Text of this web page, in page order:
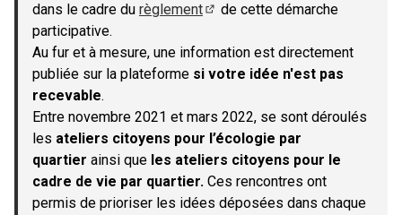
dans le cadre du règlement
de cette démarche
participative.
Au fur et à mesure, une information est directement
publiée sur la plateforme si votre idée n'est pas
recevable.
Entre novembre 2021 et mars 2022, se sont déroulés
les ateliers citoyens pour l’écologie par
quartier ainsi que les ateliers citoyens pour le
cadre de vie par quartier. Ces rencontres ont
permis de prioriser les idées déposées dans chaque